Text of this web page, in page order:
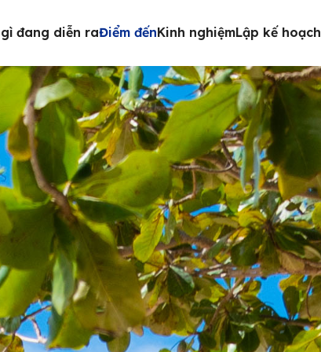
đang diễn raĐiểm đếnKinh nghiệmLập kế hoạch